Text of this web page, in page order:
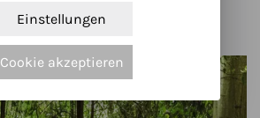
Einstellungen
Cookie akzeptieren